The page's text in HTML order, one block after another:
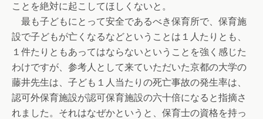
ことを絶対に起こしてほしくないと。
最も子どもにとって安全であるべき保育所で、保育施
設で子どもが亡くなるなどということは１人たりとも、
１件たりともあってはならないということを強く感じた
わけですが、参考人として来ていただいた京都の大学の
藤井先生は、子ども１人当たりの死亡事故の発生率は、
認可外保育施設が認可保育施設の六十倍になると指摘さ
れました。それはなぜかというと、保育士の資格を持っ